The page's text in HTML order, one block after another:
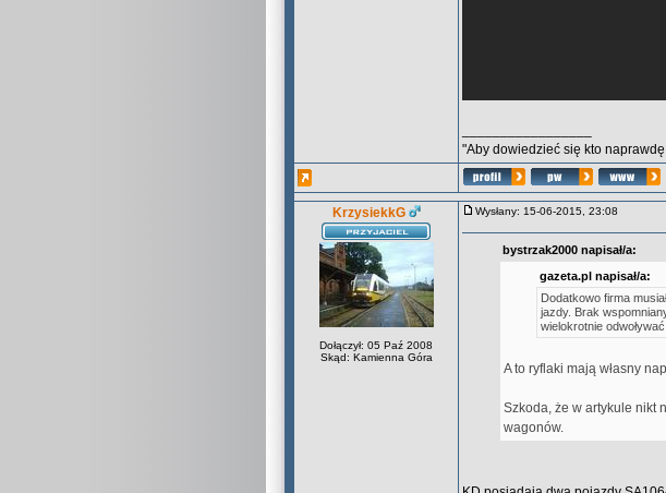
"Aby dowiedzieć się kto
KrzysiekkG
Dołączył: 05 Paź 2008
Skąd: Kamienna Góra
Wysłany: 15-06-2015, 23:08
bystrzak2000 napisał/a:
gazeta.pl napisał/a:
Dodatkowo firma
jazdy. Brak
wielokrotnie
A to ryflaki mają własny
Szkoda, że w artykule nikt
wagonów.